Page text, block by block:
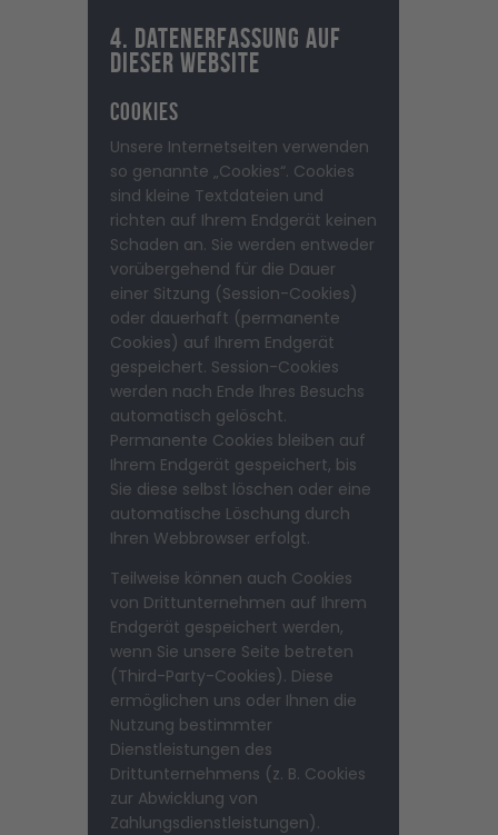
4. Datenerfassung auf
dieser Website
Cookies
Unsere Internetseiten verwenden
so genannte „Cookies“. Cookies
sind kleine Textdateien und
richten auf Ihrem Endgerät keinen
Schaden an. Sie werden entweder
vorübergehend für die Dauer
einer Sitzung (Session-Cookies)
oder dauerhaft (permanente
Cookies) auf Ihrem Endgerät
gespeichert. Session-Cookies
werden nach Ende Ihres Besuchs
automatisch gelöscht.
Permanente Cookies bleiben auf
Ihrem Endgerät gespeichert, bis
Sie diese selbst löschen oder eine
automatische Löschung durch
Ihren Webbrowser erfolgt.
Teilweise können auch Cookies
von Drittunternehmen auf Ihrem
Endgerät gespeichert werden,
wenn Sie unsere Seite betreten
(Third-Party-Cookies). Diese
ermöglichen uns oder Ihnen die
Nutzung bestimmter
Dienstleistungen des
Drittunternehmens (z. B. Cookies
zur Abwicklung von
Zahlungsdienstleistungen).